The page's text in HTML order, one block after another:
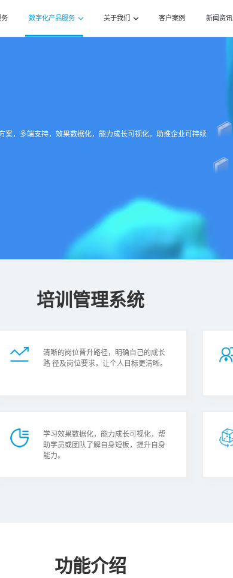
数字化产品服务 关于我们 客户案例 新闻资讯
，多端支持，效果数据化，能力成长可视化，助推企业可持续
培训管理系统
清晰的岗位晋升路径，明确自己的成长
路 径及岗位要求，让个人目标更清晰。
学习效果数据化，能力成长可视化，帮
助学员或团队了解自身短板，提升自身
能力。
功能介绍